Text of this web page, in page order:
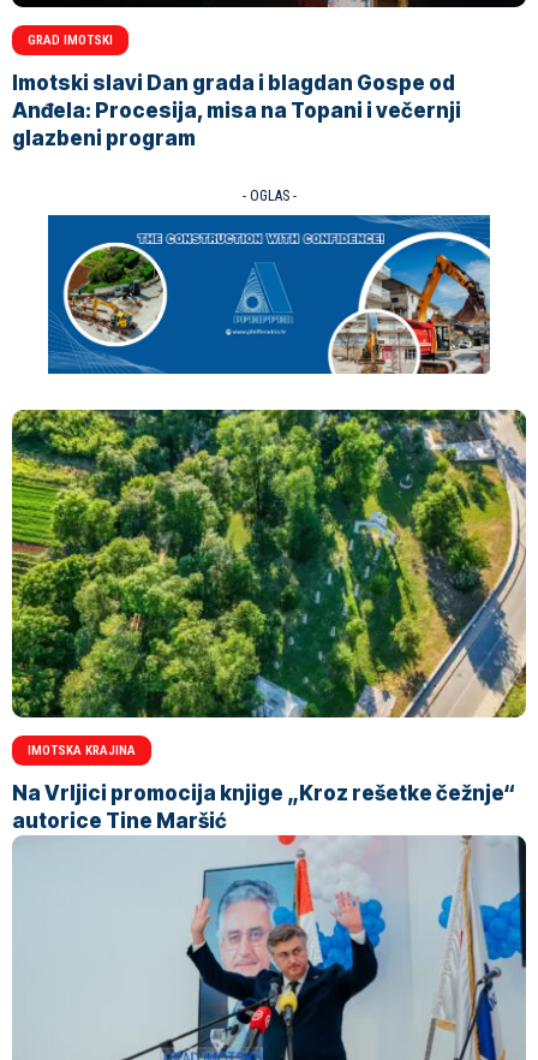
GRAD IMOTSKI
Imotski slavi Dan grada i blagdan Gospe od
Anđela: Procesija, misa na Topani i večernji
glazbeni program
- OGLAS -
IMOTSKA KRAJINA
Na Vrljici promocija knjige „Kroz rešetke čežnje“
autorice Tine Maršić